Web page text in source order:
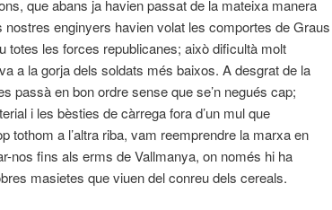
que abans ja havien passat de la mateixa manera
nostres enginyers havien volat les comportes de Graus
totes les forces republicanes; això dificultà molt
a la gorja dels soldats més baixos. A desgrat de la
passà en bon ordre sense que se’n negués cap;
i les bèsties de càrrega fora d’un mul que
tothom a l’altra riba, vam reemprendre la marxa en
nos fins als erms de Vallmanya, on només hi ha
masietes que viuen del conreu dels cereals.